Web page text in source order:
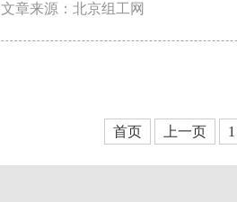
文章来源：北京组工网
首页 上一页 1